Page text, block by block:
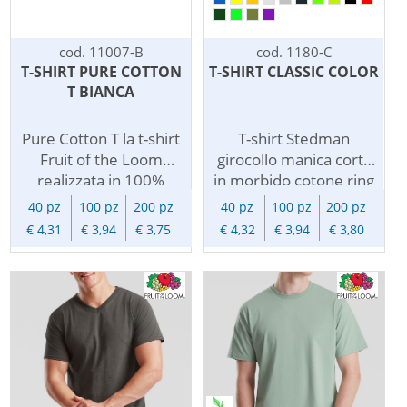
logo pubblicitario. $$
80% poliestere, 20%
cotone, 150 g/m2 $
Fornite piegate e
imbustate
singolarmente
attivita' di
merchandising, per
abbigliamento uso
cotone filato Belcoro,
190 g/m2$ Taglie a
libera scelta$ Fornite
piegate e imbustate
singolarmente
cod. 11007-B
T-SHIRT PURE COTTON
T BIANCA
Pure Cotton T la t-shirt
Fruit of the Loom
realizzata in 100%
cotone biologico
ringspun pettinato.
Con maniche corte
costina e nastro di
rinforzo da spalla a
spalla. Taglio classico
per questa t-shirt
ecosostenibile, leggera
e morbida per una
40 pz 100 pz
200 pz
€ 4,31
€ 3,94 € 3,75
cod. 1180-C
T-SHIRT CLASSIC COLOR
T-shirt Stedman
girocollo manica corta
in morbido cotone ring
spun. Maglietta
classica, semplice e
confortevole per chi
comodita'
nell'abbigliamento
quotidiano.
Personalizzata con
logo o messaggio
pubblicitario, la
40 pz 100 pz
200 pz
€ 4,32
€ 3,94 € 3,80